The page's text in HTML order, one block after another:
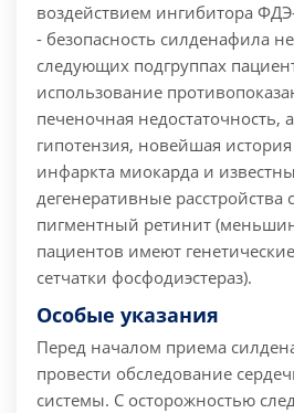
воздействием ингибитора
- безопасность силденафила
следующих подгруппах
использование
печеночная недостаточность,
гипотензия, новейшая
инфаркта миокарда и
дегенеративные расстройства
пигментный ретинит
пациентов имеют
сетчатки фосфодиэстераз).
Особые указания
Перед началом приема
провести обследование
системы. С осторожностью